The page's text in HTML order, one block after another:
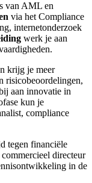
van AML en
via het Compliance
internetonderzoek
werk je aan
krijg je meer
risicobeoordelingen,
aan innovatie in
kun je
compliance
tegen financiële
directeur
in de